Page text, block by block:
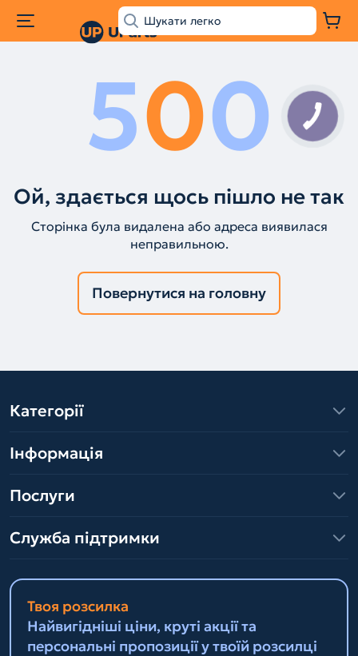
500
Ой, здається щось пішло не так
Сторінка була видалена або адреса виявилася
неправильною.
Повернутися на головну
Категорії
Інформація
Послуги
Служба підтримки
Твоя розсилка
Найвигідніші ціни, круті акції та
персональні пропозиції у твоїй розсилці
КНОПКА
ЗВ'ЯЗКУ